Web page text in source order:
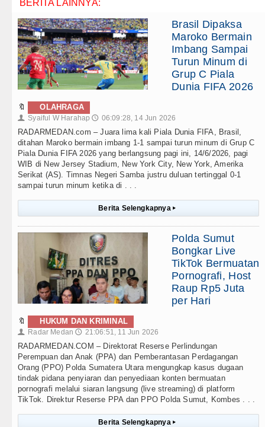
BERITA LAINNYA:
Brasil Dipaksa
Maroko Bermain
Imbang Sampai
Turun Minum di
Grup C Piala
Dunia FIFA 2026
🔖 OLAHRAGA
👤 Syaiful W Harahap 🕔 06:09:28, 14 Jun 2026
RADARMEDAN.com – Juara lima kali Piala Dunia FIFA, Brasil,
ditahan Maroko bermain imbang 1-1 sampai turun minum di Grup C
Piala Dunia FIFA 2026 yang berlangsung pagi ini, 14/6/2026, pagi
WIB di New Jersey Stadium, New York City, New York, Amerika
Serikat (AS). Timnas Negeri Samba justru duluan tertinggal 0-1
sampai turun minum ketika di . . .
Berita Selengkapnya ▸
Polda Sumut
Bongkar Live
TikTok Bermuatan
Pornografi, Host
Raup Rp5 Juta
per Hari
🔖 HUKUM DAN KRIMINAL
👤 Radar Medan 🕔 21:06:51, 11 Jun 2026
RADARMEDAN.COM – Direktorat Reserse Perlindungan
Perempuan dan Anak (PPA) dan Pemberantasan Perdagangan
Orang (PPO) Polda Sumatera Utara mengungkap kasus dugaan
tindak pidana penyiaran dan penyediaan konten bermuatan
pornografi melalui siaran langsung (live streaming) di platform
TikTok. Direktur Reserse PPA dan PPO Polda Sumut, Kombes . . .
Berita Selengkapnya ▸